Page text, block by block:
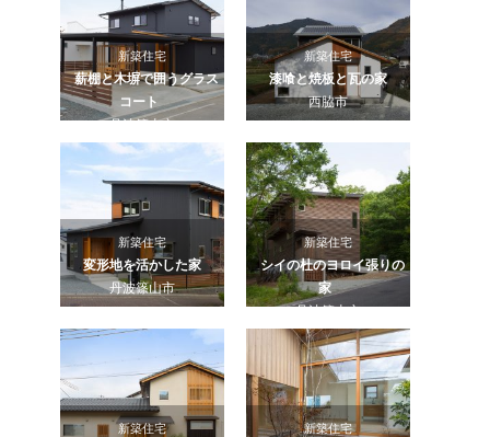
新築住宅
薪棚と木塀で囲うグラス
コート
丹波篠山市
新築住宅
漆喰と焼板と瓦の家
西脇市
新築住宅
変形地を活かした家
丹波篠山市
新築住宅
シイの杜のヨロイ張りの
家
丹波篠山市
新築住宅 新築住宅